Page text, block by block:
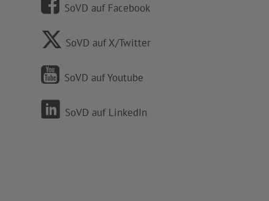
SoVD auf Facebook
SoVD auf X/Twitter
SoVD auf Youtube
SoVD auf LinkedIn